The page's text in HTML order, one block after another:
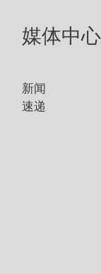
媒体中心
新闻
速递